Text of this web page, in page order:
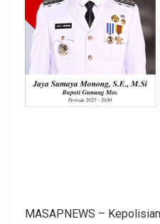
MASAPNEWS –